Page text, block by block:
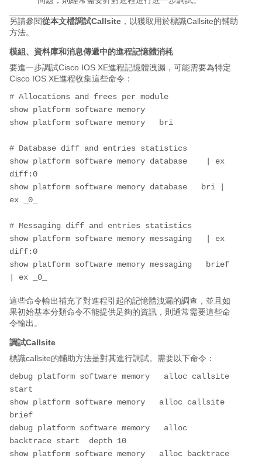
另請參閱從本文檔調試Callsite ，以獲取用於標識Callsite的輔助
方法。
模組、資料庫和消息傳遞中的進程記憶體消耗
要進一步調試Cisco IOS XE進程記憶體洩漏，可能需要為特定
Cisco IOS XE進程收集這些命令：
# Allocations and frees per module
show platform software memory
show platform software memory
bri
# Database diff and entries statistics
show platform software memory database
  | ex
diff:0
show platform software memory database
bri |
ex _0_
# Messaging diff and entries statistics
show platform software memory messaging
| ex
diff:0
show platform software memory messaging
brief
| ex _0_
這些命令輸出補充了對進程引起的記憶體洩漏的調查，並且如
果初始基本分類命令不能提供足夠的資訊，則通常需要這些命
令輸出。
調試Callsite
標識callsite的輔助方法是對其進行調試。需要以下命令：
debug platform software memory
alloc callsite
start
show platform software memory
alloc callsite
brief
debug platform software memory
alloc
backtrace start
depth 10
show platform software memory
alloc backtrace